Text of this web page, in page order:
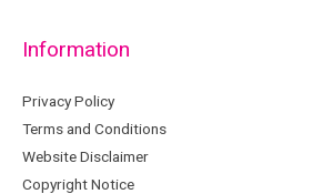
Information
Privacy Policy
Terms and Conditions
Website Disclaimer
Copyright Notice